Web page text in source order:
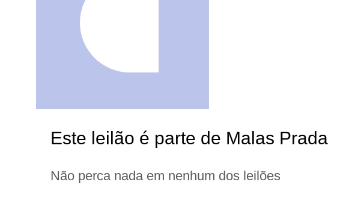
Este leilão é parte de Malas Prada
Não perca nada em nenhum dos leilões